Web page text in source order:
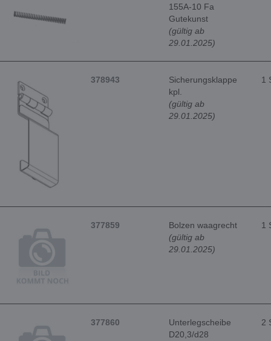
155A-10 Fa
Gutekunst
(gültig ab
29.01.2025)
378943
Sicherungsklappe
kpl.
(gültig ab
29.01.2025)
1
377859
Bolzen waagrecht
(gültig ab
29.01.2025)
1
377860
Unterlegscheibe
D20,3/d28
2